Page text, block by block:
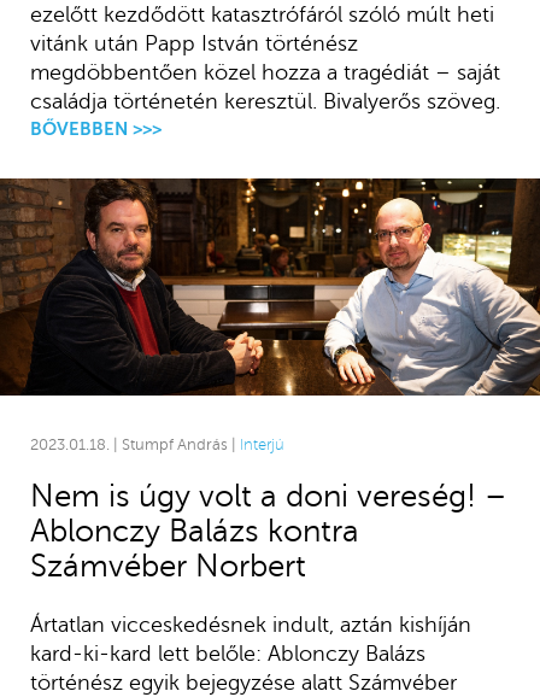
ezelőtt kezdődött katasztrófáról szóló múlt heti
vitánk után Papp István történész
megdöbbentően közel hozza a tragédiát – saját
családja történetén keresztül. Bivalyerős szöveg.
BŐVEBBEN >>>
2023.01.18. | Stumpf András | Interjú
Nem is úgy volt a doni vereség! –
Ablonczy Balázs kontra
Számvéber Norbert
Ártatlan vicceskedésnek indult, aztán kishíján
kard-ki-kard lett belőle: Ablonczy Balázs
történész egyik bejegyzése alatt Számvéber